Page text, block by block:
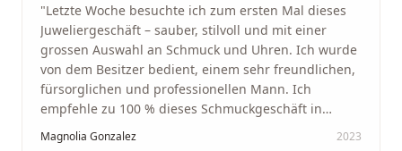
Service und echte Herzlichkeit schätzt, ist hier genau
richtig."
"Letzte Woche besuchte ich zum ersten Mal dieses
Juweliergeschäft – sauber, stilvoll und mit einer
grossen Auswahl an Schmuck und Uhren. Ich wurde
von dem Besitzer bedient, einem sehr freundlichen,
fürsorglichen und professionellen Mann. Ich
empfehle zu 100 % dieses Schmuckgeschäft in
Schaffhausen. Ich selbst war sehr zufrieden und
glücklich mit der Behandlung. Ich danke Ihnen – ich
Magnolia Gonzalez 2023